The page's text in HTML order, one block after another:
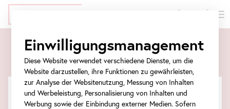
Navigation
springen
Formular
springen
Navigation
springen
Tickets
Einwilligungsmanagement
Diese Website verwendet verschiedene Dienste, um die
Website darzustellen, ihre Funktionen zu gewährleisten,
zur Analyse der Websitenutzung, Messung von Inhalten
und Werbeleistung, Personalisierung von Inhalten und
Werbung sowie der Einbindung externer Medien. Sofern